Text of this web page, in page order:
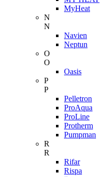
MyHeat
N
N
Navien
Neptun
O
O
Oasis
P
P
Pelletron
ProAqua
ProLine
Protherm
Pumpman
R
R
Rifar
Rispa